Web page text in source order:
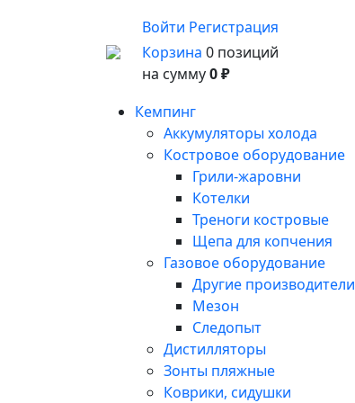
Войти Регистрация
Корзина 0 позиций
на сумму0 ₽
Кемпинг
Аккумуляторы холода
Костровое оборудование
Грили-жаровни
Котелки
Треноги костровые
Щепа для копчения
Газовое оборудование
Другие производители
Мезон
Следопыт
Дистилляторы
Зонты пляжные
Коврики, сидушки